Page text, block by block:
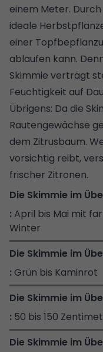
einem Meter.
ideale
einer
ablaufen kann.
Skimmie verträgt
Feuchtigkeit auf
Übrigens: Da die
Rautengewächse
dem Zitrusbaum.
vorsichtig reibt,
frischer Zitronen.
April bis Mai mit
Winter
Grün bis Kaminrot
50 bis 150